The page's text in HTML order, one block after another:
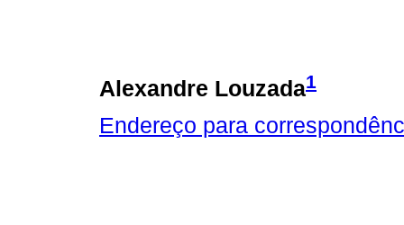
Alexandre Louzada1
Endereço para